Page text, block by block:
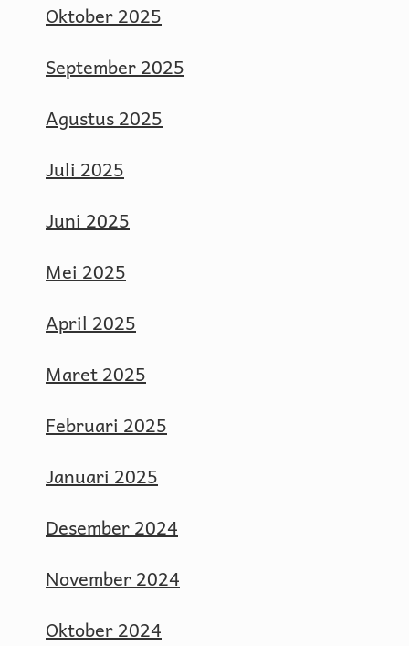
Oktober 2025
September 2025
Agustus 2025
Juli 2025
Juni 2025
Mei 2025
April 2025
Maret 2025
Februari 2025
Januari 2025
Desember 2024
November 2024
Oktober 2024